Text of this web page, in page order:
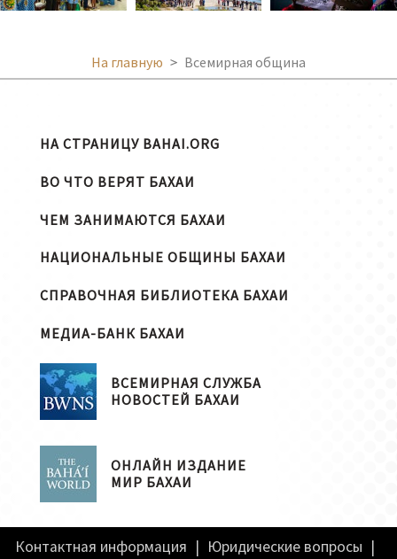
На главную Всемирная община
НА СТРАНИЦУ BAHAI.ORG
ВО ЧТО ВЕРЯТ БАХАИ
ЧЕМ ЗАНИМАЮТСЯ БАХАИ
НАЦИОНАЛЬНЫЕ ОБЩИНЫ БАХАИ
СПРАВОЧНАЯ БИБЛИОТЕКА БАХАИ
МЕДИА-БАНК БАХАИ
ВСЕМИРНАЯ СЛУЖБА
НОВОСТЕЙ БАХАИ
ОНЛАЙН ИЗДАНИЕ
МИР БАХАИ
Контактная информация | Юридические вопросы |